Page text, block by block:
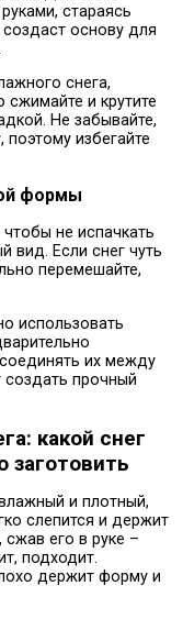
стараясь
основу для
снега,
и крутите
Не забывайте,
избегайте
формы
чтобы не испачкать
вид. Если снег чуть
перемешайте,
использовать
их между
прочный
какой снег
заготовить
и плотный,
слепится и держит
его в руке –
подходит.
держит форму и